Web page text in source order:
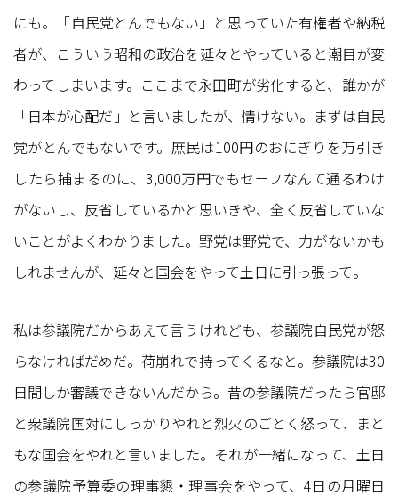
にも。「自民党とんでもない」と思っていた有権者や納税
者が、こういう昭和の政治を延々とやっていると潮目が変
わってしまいます。ここまで永田町が劣化すると、誰かが
「日本が心配だ」と言いましたが、情けない。まずは自民
党がとんでもないです。庶民は100円のおにぎりを万引き
したら捕まるのに、3,000万円でもセーフなんて通るわけ
がないし、反省しているかと思いきや、全く反省していな
いことがよくわかりました。野党は野党で、力がないかも
しれませんが、延々と国会をやって土日に引っ張って。
私は参議院だからあえて言うけれども、参議院自民党が怒
らなければだめだ。荷崩れで持ってくるなと。参議院は30
日間しか審議できないんだから。昔の参議院だったら官邸
と衆議院国対にしっかりやれと烈火のごとく怒って、まと
もな国会をやれと言いました。それが一緒になって、土日
の参議院予算委の理事懇・理事会をやって、4日の月曜日